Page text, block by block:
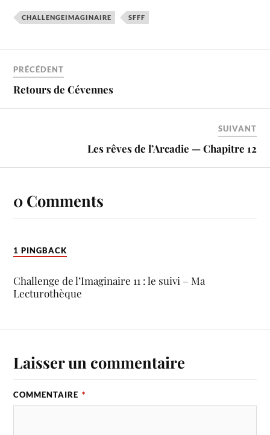
CHALLENGEIMAGINAIRE SFFF
PRÉCÉDENT
Retours de Cévennes
SUIVANT
Les rêves de l’Arcadie — Chapitre 12
0 Comments
1 PINGBACK
Challenge de l’Imaginaire 11 : le suivi – Ma
Lecturothèque
Laisser un commentaire
COMMENTAIRE *